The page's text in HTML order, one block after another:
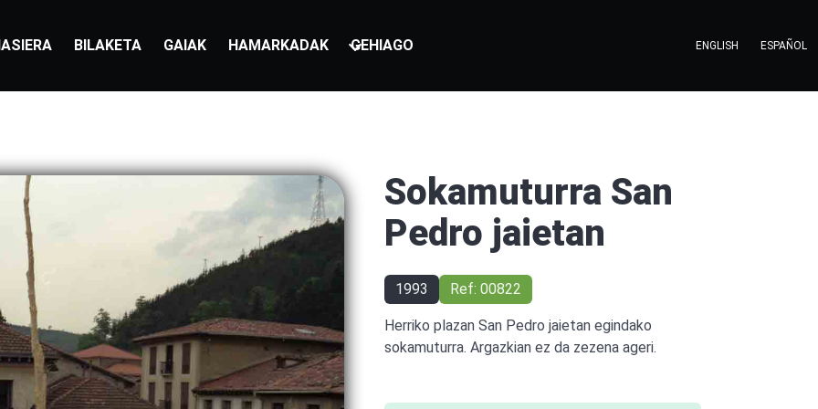
BILAKETA GAIAK HAMARKADAK GEHIAGO ENGLISH ESPAÑOL
Sokamuturra San
Pedro jaietan
1993 Ref: 00822
Herriko plazan San Pedro jaietan egindako
sokamuturra. Argazkian ez da zezena ageri.